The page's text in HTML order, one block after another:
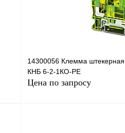
14300056 Клемма
КНБ 6-2-1КО-РЕ
Цена по запросу